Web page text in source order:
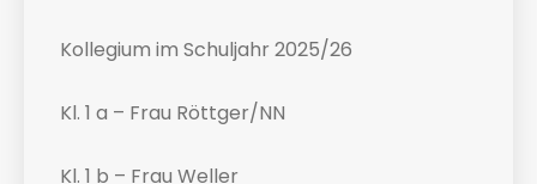
Kollegium im Schuljahr 2025/26
Kl. 1 a – Frau Röttger/NN
Kl. 1 b – Frau Weller